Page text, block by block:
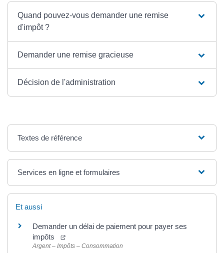
Quand pouvez-vous demander une remise
d'impôt ?
Demander une remise gracieuse
Décision de l'administration
Textes de référence
Services en ligne et formulaires
Et aussi
Demander un délai de paiement pour payer ses
impôts
Argent – Impôts – Consommation